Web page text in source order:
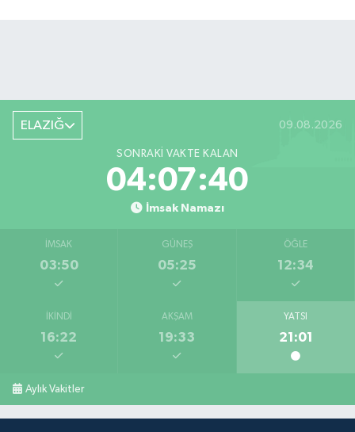
ELAZIĞ 09.08.2026
SONRAKI VAKTE KALAN
04:07:39
İmsak Namazı
İMSAK
03:50
GÜNEŞ
05:25
ÖĞLE
12:34
İKINDI
16:22
AKŞAM
19:33
YATSI
21:01
Aylık Vakitler